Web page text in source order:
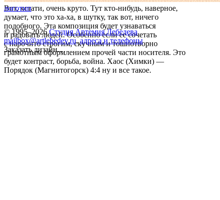
Вот, кстати, очень круто. Тут кто-нибудь, наверное,
думает, что это ха-ха, в шутку, так вот, ничего
подобного. Эта композиция будет узнаваться
и радовать людей. Особенно если ее сочетать
с нарочито строгим, скучным и тошнотворно
грамотным оформлением прочей части носителя. Это
будет контраст, борьба, война. Хаос (Химки) —
Порядок (Магнитогорск) 4:4 ну и все такое.
логотип
© 1995–2026 Студия Артемия Лебедева
mailbox@artlebedev.ru, адреса и телефоны
Заказать дизайн...